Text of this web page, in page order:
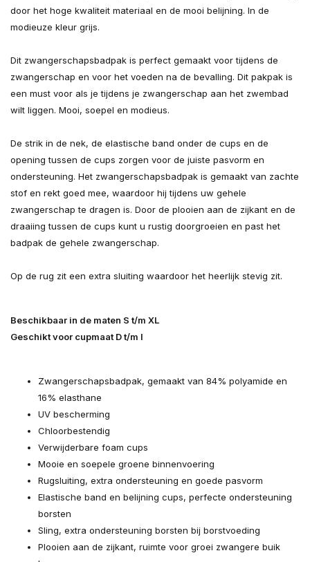
door het hoge kwaliteit materiaal en de mooi belijning. In de
modieuze kleur grijs.
Dit zwangerschapsbadpak is perfect gemaakt voor tijdens de
zwangerschap en voor het voeden na de bevalling. Dit pakpak is
een must voor als je tijdens je zwangerschap aan het zwembad
wilt liggen. Mooi, soepel en modieus.
De strik in de nek, de elastische band onder de cups en de
opening tussen de cups zorgen voor de juiste pasvorm en
ondersteuning. Het zwangerschapsbadpak is gemaakt van zachte
stof en rekt goed mee, waardoor hij tijdens uw gehele
zwangerschap te dragen is. Door de plooien aan de zijkant en de
draaiing tussen de cups kunt u rustig doorgroeien en past het
badpak de gehele zwangerschap.
Op de rug zit een extra sluiting waardoor het heerlijk stevig zit.
Beschikbaar in de maten S t/m XL
Geschikt voor cupmaat D t/m I
Zwangerschapsbadpak, gemaakt van 84% polyamide en
16% elasthane
UV bescherming
Chloorbestendig
Verwijderbare foam cups
Mooie en soepele groene binnenvoering
Rugsluiting, extra ondersteuning en goede pasvorm
Elastische band en belijning cups, perfecte ondersteuning
borsten
Sling, extra ondersteuning borsten bij borstvoeding
Plooien aan de zijkant, ruimte voor groei zwangere buik